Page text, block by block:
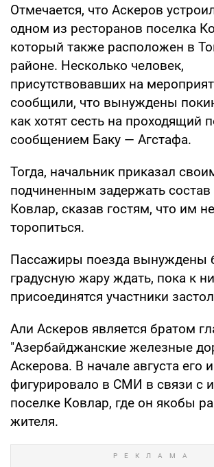
Отмечается, что Аскеров
одном из ресторанов поселка
который также расположен в
районе. Несколько человек,
присутствовавших на
сообщили, что вынуждены
как хотят сесть на проходящий
сообщением Баку — Агстафа.
Тогда, начальник приказал
подчиненным задержать состав
Ковлар, сказав гостям, что им
торопиться.
Пассажиры поезда вынуждены
градусную жару ждать, пока к
присоединятся участники
Али Аскеров является братом
"Азербайджанские железные
Аскерова. В начале августа его
фигурировало в СМИ в связи с
поселке Ковлар, где он якобы
жителя.